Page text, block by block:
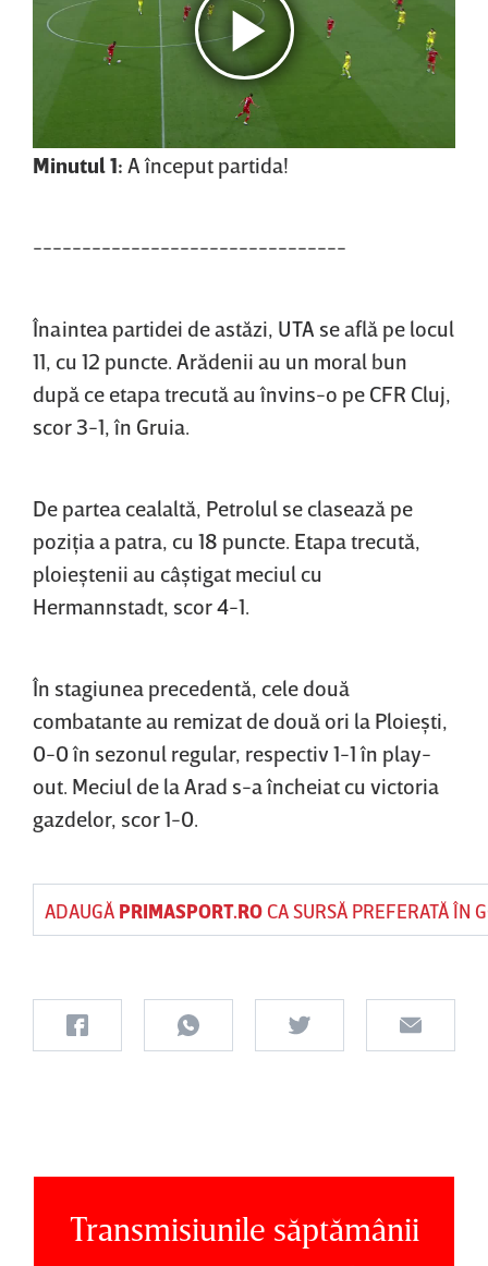
Minutul 1: A început partida!
--------------------------------
Înaintea partidei de astăzi, UTA se află pe locul
11, cu 12 puncte. Arădenii au un moral bun
după ce etapa trecută au învins-o pe CFR Cluj,
scor 3-1, în Gruia.
De partea cealaltă, Petrolul se clasează pe
poziţia a patra, cu 18 puncte. Etapa trecută,
ploieştenii au câştigat meciul cu
Hermannstadt, scor 4-1.
În stagiunea precedentă, cele două
combatante au remizat de două ori la Ploieşti,
0-0 în sezonul regular, respectiv 1-1 în play-
out. Meciul de la Arad s-a încheiat cu victoria
gazdelor, scor 1-0.
ADAUGĂ PRIMASPORT.ROCA SURSĂ PREFERATĂ ÎN
Transmisiunile săptămânii